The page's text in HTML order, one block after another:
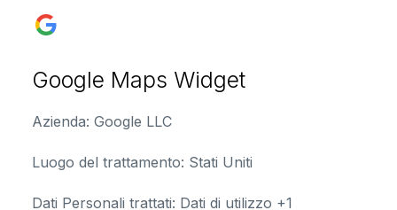
Google Maps Widget
Azienda: Google LLC
Luogo del trattamento: Stati Uniti
Dati Personali trattati: Dati di utilizzo +1